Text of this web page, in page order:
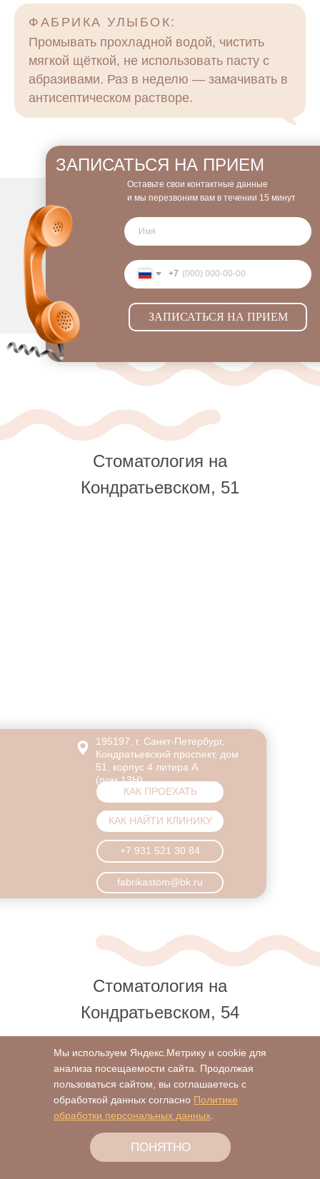
ФАБРИКА УЛЫБОК:
Промывать прохладной водой, чистить
мягкой щёткой, не использовать пасту с
абразивами. Раз в неделю — замачивать в
антисептическом растворе.
+7
ЗАПИСАТЬСЯ НА ПРИЕМ
ЗАПИСАТЬСЯ НА ПРИЕМ
Оставьте свои контактные данные
и мы перезвоним вам в течении 15 минут
Стоматология на
Кондратьевском, 51
195197, г. Санкт-Петербург,
Кондратьевский проспект, дом
51, корпус 4 литера А
(пом.13Н)
+7 931 521 30 84
fabrikastom@bk.ru
КАК ПРОЕХАТЬ
КАК НАЙТИ КЛИНИКУ
Стоматология на
Кондратьевском, 54
ПОНЯТНО
Мы используем Яндекс.Метрику и cookie для
анализа посещаемости сайта. Продолжая
пользоваться сайтом, вы соглашаетесь с
обработкой данных согласно Политике
обработки персональных данных